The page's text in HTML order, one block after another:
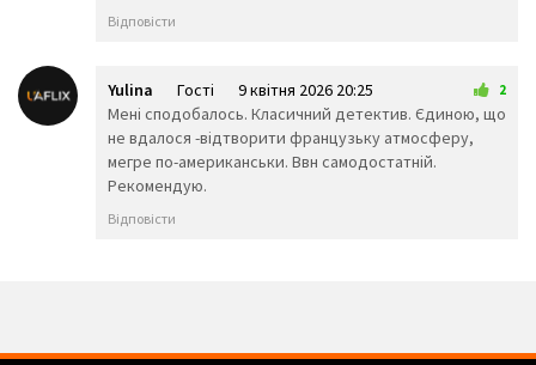
😻
😼
😽
🙀
😿
😾
🙉
Відповісти
Yulina Гості 9 квітня 2026 20:25 2
Мені сподобалось. Класичний детектив. Єдиною, що
не вдалося -відтворити французьку атмосферу,
мегре по-американськи. Ввн самодостатній.
Рекомендую.
Відповісти